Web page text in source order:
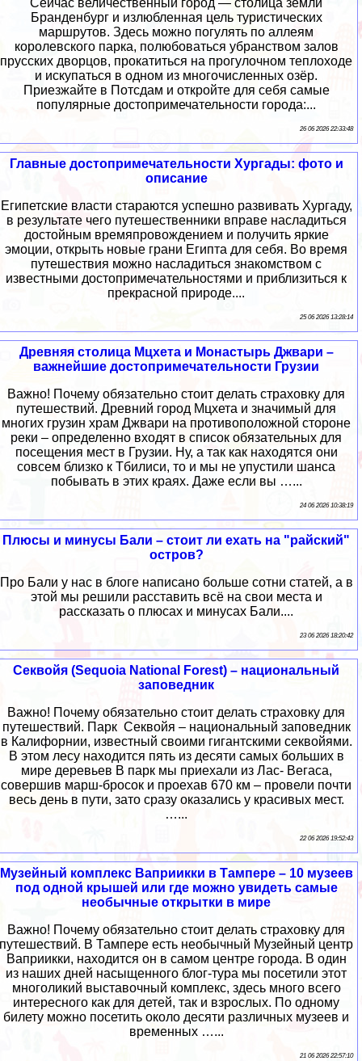
Сейчас величественный город — столица земли
Бранденбург и излюбленная цель туристических
маршрутов. Здесь можно погулять по аллеям
королевского парка, полюбоваться убранством залов
прусских дворцов, прокатиться на прогулочном теплоходе
и искупаться в одном из многочисленных озёр.
Приезжайте в Потсдам и откройте для себя самые
популярные достопримечательности города:...
26 06 2026 22:33:48
Главные достопримечательности Хургады: фото и
описание
Египетские власти стараются успешно развивать Хургаду,
в результате чего путешественники вправе насладиться
достойным времяпровождением и получить яркие
эмоции, открыть новые грани Египта для себя. Во время
путешествия можно насладиться знакомством с
известными достопримечательностями и приблизиться к
прекрасной природе....
25 06 2026 13:28:14
Древняя столица Мцхета и Монастырь Джвари –
важнейшие достопримечательности Грузии
Важно! Почему обязательно стоит делать страховку для
путешествий. Древний город Мцхета и значимый для
многих грузин храм Джвари на противоположной стороне
реки – определенно входят в список обязательных для
посещения мест в Грузии. Ну, а так как находятся они
совсем близко к Тбилиси, то и мы не упустили шанса
побывать в этих краях. Даже если вы …...
24 06 2026 10:38:19
Плюсы и минусы Бали – стоит ли ехать на "райский"
остров?
Про Бали у нас в блоге написано больше сотни статей, а в
этой мы решили расставить всё на свои места и
рассказать о плюсах и минусах Бали....
23 06 2026 18:20:42
Секвойя (Sequoia National Forest) – национальный
заповедник
Важно! Почему обязательно стоит делать страховку для
путешествий. Парк Секвойя – национальный заповедник
в Калифорнии, известный своими гигантскими секвойями.
В этом лесу находится пять из десяти самых больших в
мире деревьев В парк мы приехали из Лас- Вегаса,
совершив марш-бросок и проехав 670 км – провели почти
весь день в пути, зато сразу оказались у красивых мест.
…...
22 06 2026 19:52:43
Музейный комплекс Ваприикки в Тампере – 10 музеев
под одной крышей или где можно увидеть самые
необычные открытки в мире
Важно! Почему обязательно стоит делать страховку для
путешествий. В Тампере есть необычный Музейный центр
Ваприикки, находится он в самом центре города. В один
из наших дней насыщенного блог-тура мы посетили этот
многоликий выставочный комплекс, здесь много всего
интересного как для детей, так и взрослых. По одному
билету можно посетить около десяти различных музеев и
временных …...
21 06 2026 22:57:10